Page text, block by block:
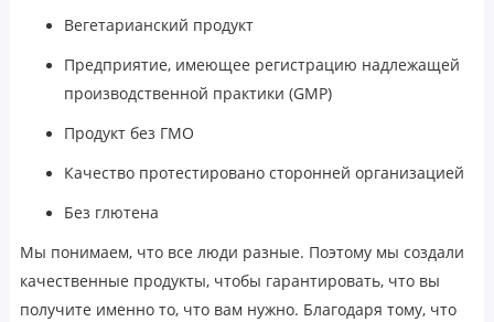
Вегетарианский продукт
Предприятие, имеющее регистрацию надлежащей
производственной практики (GMP)
Продукт без ГМО
Качество протестировано сторонней организацией
Без глютена
Мы понимаем, что все люди разные. Поэтому мы создали
качественные продукты, чтобы гарантировать, что вы
получите именно то, что вам нужно. Благодаря тому, что